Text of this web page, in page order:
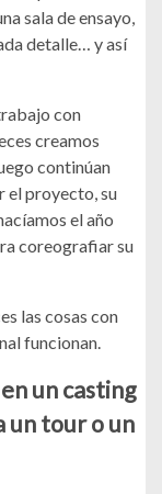
sala de ensayo,
detalle… y así
con
creamos
continúan
el proyecto, su
el año
coreografiar su
las cosas con
funcionan.
un casting
un tour o un